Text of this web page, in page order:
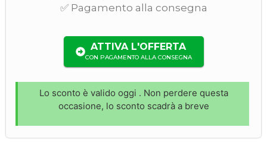
✅ Pagamento alla consegna
ATTIVA L'OFFERTA
CON PAGAMENTO ALLA CONSEGNA
Lo sconto è valido oggi . Non perdere questa
occasione, lo sconto scadrà a breve